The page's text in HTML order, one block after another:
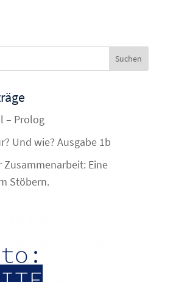
– Prolog
Und wie? Ausgabe 1b
Zusammenarbeit: Eine
Stöbern.